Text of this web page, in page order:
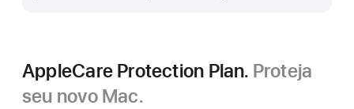
AppleCare Protection Plan. Proteja
seu novo Mac.